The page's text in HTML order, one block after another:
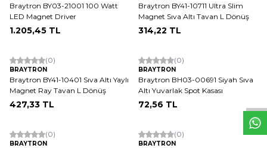
W
h
t
s
a
p
p
D
e
s
e
H
a
t
t
Braytron BY03-21001 100 Watt
LED Magnet Driver
1.205,45 TL
Braytron BY41-10711 Ultra Slim
Magnet Sıva Altı Tavan L Dönüş
314,22 TL
(0)
BRAYTRON
Braytron BY41-10401 Sıva Altı Yaylı
Magnet Ray Tavan L Dönüş
427,33 TL
(0)
BRAYTRON
Braytron BH03-00691 Siyah Sıva
Altı Yuvarlak Spot Kasası
72,56 TL
(0)
BRAYTRON
(0)
BRAYTRON